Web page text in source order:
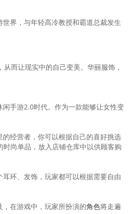
界，与年轻高冷教授和霸道总裁发生
而让现实中的自己变美。华丽服饰，
手游2.0时代。作为一款能够让女性变
经营者，你可以根据自己的喜好挑选
尚单品，放入店铺仓库中以供顾客购
环、发饰，玩家都可以根据需要自由
在游戏中，玩家所扮演的角色将走遍